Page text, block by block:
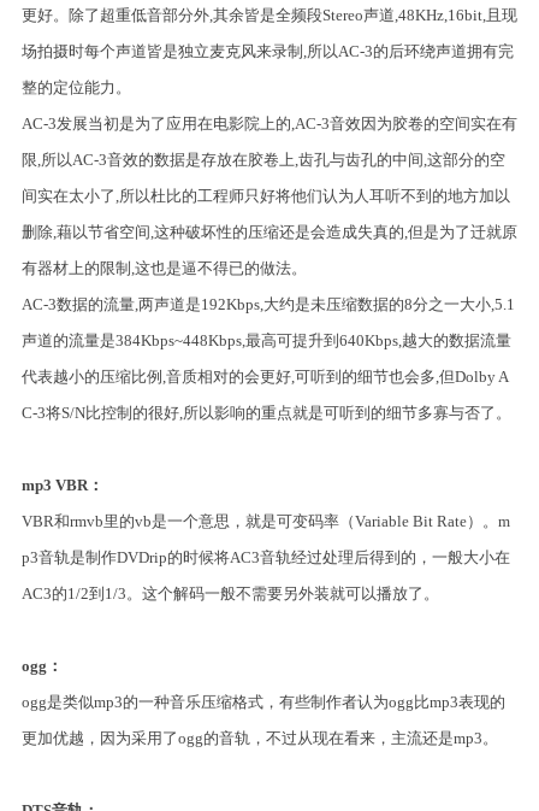
更好。除了超重低音部分外,其余皆是全频段Stereo声道,48KHz,16bit,且现
场拍摄时每个声道皆是独立麦克风来录制,所以AC-3的后环绕声道拥有完
整的定位能力。
AC-3发展当初是为了应用在电影院上的,AC-3音效因为胶卷的空间实在有
限,所以AC-3音效的数据是存放在胶卷上,齿孔与齿孔的中间,这部分的空
间实在太小了,所以杜比的工程师只好将他们认为人耳听不到的地方加以
删除,藉以节省空间,这种破坏性的压缩还是会造成失真的,但是为了迁就原
有器材上的限制,这也是逼不得已的做法。
AC-3数据的流量,两声道是192Kbps,大约是未压缩数据的8分之一大小,5.1
声道的流量是384Kbps~448Kbps,最高可提升到640Kbps,越大的数据流量
代表越小的压缩比例,音质相对的会更好,可听到的细节也会多,但Dolby A
C-3将S/N比控制的很好,所以影响的重点就是可听到的细节多寡与否了。
mp3 VBR：
VBR和rmvb里的vb是一个意思，就是可变码率（Variable Bit Rate）。m
p3音轨是制作DVDrip的时候将AC3音轨经过处理后得到的，一般大小在
AC3的1/2到1/3。这个解码一般不需要另外装就可以播放了。
ogg：
ogg是类似mp3的一种音乐压缩格式，有些制作者认为ogg比mp3表现的
更加优越，因为采用了ogg的音轨，不过从现在看来，主流还是mp3。